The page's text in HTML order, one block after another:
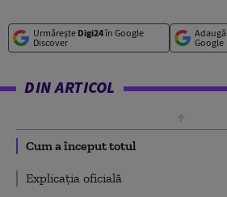
Urmărește Digi24în Google
Discover
Adaugă
Google
DIN ARTICOL
Cum a început totul
Explicația oficială